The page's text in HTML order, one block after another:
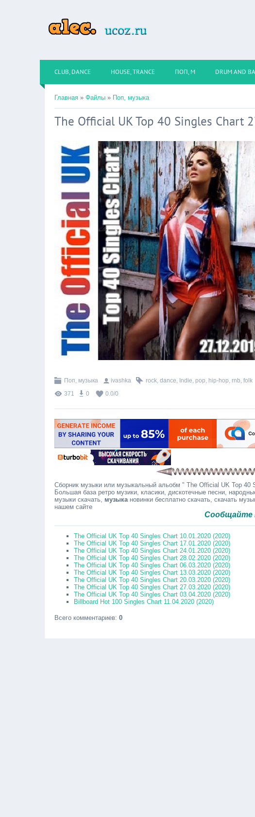
CLUB, DANCE HOUSE, TRANCE ПОП, М DRUM AND
Главная » Файлы » Поп, музыка
The Official UK Top 40 Singles Chart
Поп, музыка ivashka rock, dance, Indie, pop, hip-hop, rnb, folk
371
0 0.0/0
Сборник музыки или музыкальный альобм " The Official UK Top 40
Большая база ретро музики, класики, дискотечные песни,
музыки скачать, музыкановинки бесплатно скачать, скачать
нашем сайте
Сообщайте в
The Official UK Top 40 Singles Chart 10.01.2020 (2020)
The Official UK Top 40 Singles Chart 17.01.2020 (2020)
The Official UK Top 40 Singles Chart 24.01.2020 (2020)
The Official UK Top 40 Singles Chart 28.02.2020 (2020)
The Official UK Top 40 Singles Chart 06.03.2020 (2020)
The Official UK Top 40 Singles Chart 13.03.2020 (2020)
The Official UK Top 40 Singles Chart 20.03.2020 (2020)
The Official UK Top 40 Singles Chart 27.03.2020 (2020)
The Official UK Top 40 Singles Chart 03.04.2020 (2020)
Billboard Hot 100 Singles Chart 11.04.2020 (2020)
Всего комментариев: 0